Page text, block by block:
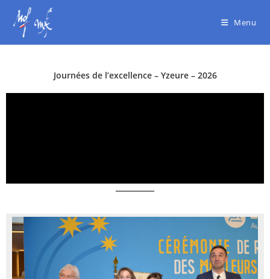
Menu
Journées de l’excellence – Yzeure – 2026